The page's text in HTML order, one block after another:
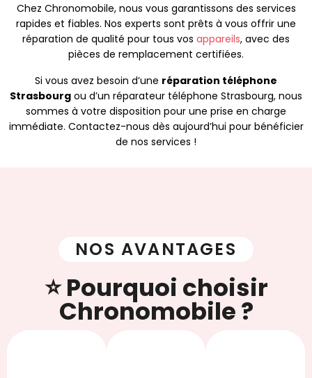
Chez Chronomobile, nous vous garantissons des services
rapides et fiables. Nos experts sont prêts à vous offrir une
réparation de qualité pour tous vos appareils, avec des
pièces de remplacement certifiées.
Si vous avez besoin d’une réparation téléphone
Strasbourg ou d’un réparateur téléphone Strasbourg, nous
sommes à votre disposition pour une prise en charge
immédiate. Contactez-nous dès aujourd’hui pour bénéficier
de nos services !
NOS AVANTAGES
⭐ Pourquoi choisir
Chronomobile ?